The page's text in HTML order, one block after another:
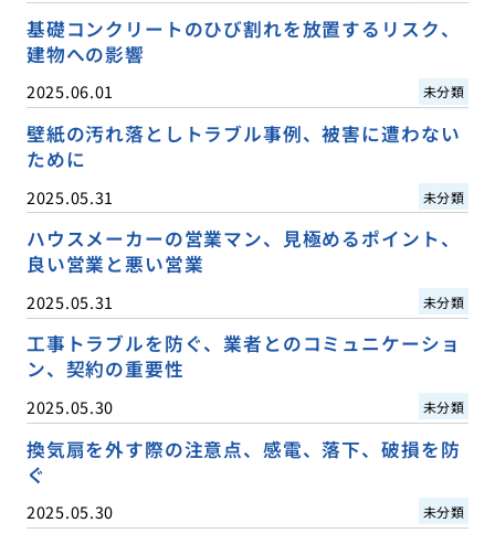
基礎コンクリートのひび割れを放置するリスク、
建物への影響
2025.06.01 未分類
壁紙の汚れ落としトラブル事例、被害に遭わない
ために
2025.05.31 未分類
ハウスメーカーの営業マン、見極めるポイント、
良い営業と悪い営業
2025.05.31 未分類
工事トラブルを防ぐ、業者とのコミュニケーショ
ン、契約の重要性
2025.05.30 未分類
換気扇を外す際の注意点、感電、落下、破損を防
ぐ
2025.05.30 未分類